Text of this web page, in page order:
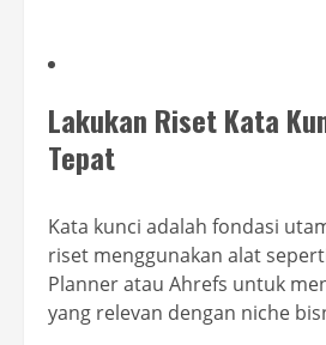
Lakukan Riset Kata
Tepat
Kata kunci adalah fondasi
riset menggunakan alat
Planner atau Ahrefs untuk
yang relevan dengan niche